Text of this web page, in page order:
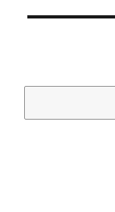
シ
ン
投